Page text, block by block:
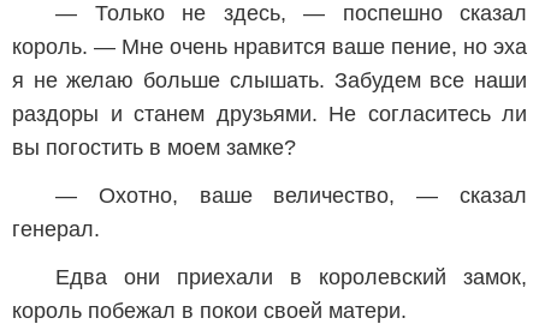
— Только не здесь, — поспешно сказал
король. — Мне очень нравится ваше пение, но эха
я не желаю больше слышать. Забудем все наши
раздоры и станем друзьями. Не согласитесь ли
вы погостить в моем замке?
— Охотно, ваше величество, — сказал
генерал.
Едва они приехали в королевский замок,
король побежал в покои своей матери.